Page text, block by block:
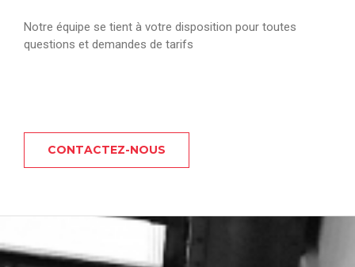
Notre équipe se tient à votre disposition pour toutes
questions et demandes de tarifs
CONTACTEZ-NOUS